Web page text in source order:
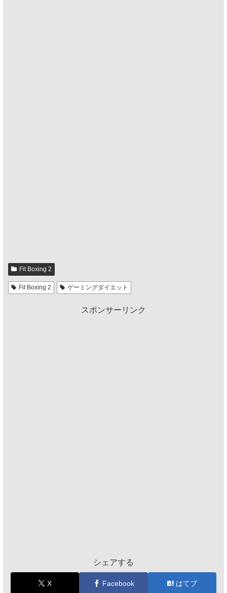
Fit Boxing 2
Fit Boxing 2 ゲーミングダイエット
スポンサーリンク
シェアする
X Facebook はてブ